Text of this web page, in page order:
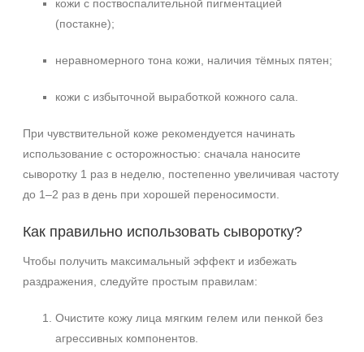
кожи с поствоспалительной пигментацией
(постакне);
неравномерного тона кожи, наличия тёмных пятен;
кожи с избыточной выработкой кожного сала.
При чувствительной коже рекомендуется начинать
использование с осторожностью: сначала наносите
сыворотку 1 раз в неделю, постепенно увеличивая частоту
до 1–2 раз в день при хорошей переносимости.
Как правильно использовать сыворотку?
Чтобы получить максимальный эффект и избежать
раздражения, следуйте простым правилам:
Очистите кожу лица мягким гелем или пенкой без
агрессивных компонентов.
+7 (929) 933-09-89